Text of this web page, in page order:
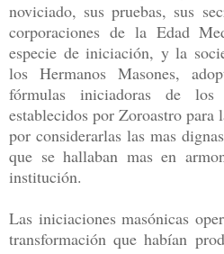
noviciado, sus pruebas, sus
corporaciones de la Edad
especie de iniciación, y la
los Hermanos Masones,
fórmulas iniciadoras de los
establecidos por Zoroastro para
por considerarlas las mas
que se hallaban mas en
institución.
Las iniciaciones masónicas
transformación que habían